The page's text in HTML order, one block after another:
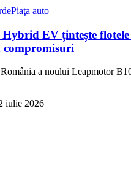
Piaţa auto
EV țintește
compromisuri
a noului Leapmotor
iulie 2026